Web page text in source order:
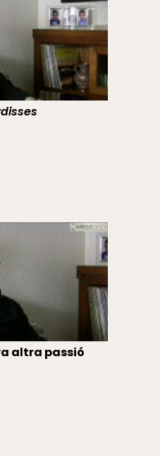
altra passió